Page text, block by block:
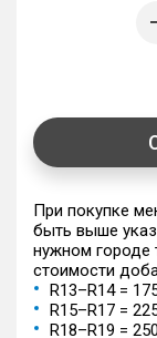
При покупке
быть выше
нужном городе
стоимости
R13–R14 =
R15–R17 =
R18–R19 =